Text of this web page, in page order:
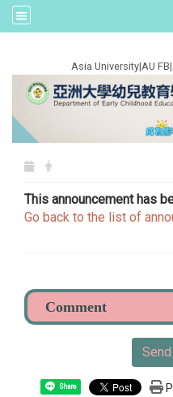
Asia University|AU FB|
This announcement has
Go back to the list of
Share